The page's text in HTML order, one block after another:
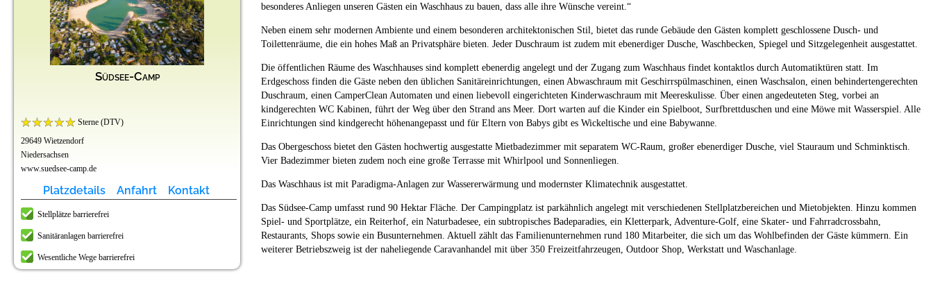
Südsee-Camp
Sterne (DTV)
29649 Wietzendorf
Niedersachsen
www.suedsee-camp.de
Platzdetails Anfahrt Kontakt
Stellplätze barrierefrei
Sanitäranlagen barrierefrei
Wesentliche Wege barrierefrei
besonderes Anliegen unseren Gästen ein Waschhaus zu bauen, dass alle ihre Wünsche vereint.“
Neben einem sehr modernen Ambiente und einem besonderen architektonischen Stil, bietet das runde Gebäude den Gästen komplett geschlossene Dusch- und
Toilettenräume, die ein hohes Maß an Privatsphäre bieten. Jeder Duschraum ist zudem mit ebenerdiger Dusche, Waschbecken, Spiegel und Sitzgelegenheit ausgestattet.
Die öffentlichen Räume des Waschhauses sind komplett ebenerdig angelegt und der Zugang zum Waschhaus findet kontaktlos durch Automatiktüren statt. Im
Erdgeschoss finden die Gäste neben den üblichen Sanitäreinrichtungen, einen Abwaschraum mit Geschirrspülmaschinen, einen Waschsalon, einen behindertengerechten
Duschraum, einen CamperClean Automaten und einen liebevoll eingerichteten Kinderwaschraum mit Meereskulisse. Über einen angedeuteten Steg, vorbei an
kindgerechten WC Kabinen, führt der Weg über den Strand ans Meer. Dort warten auf die Kinder ein Spielboot, Surfbrettduschen und eine Möwe mit Wasserspiel. Alle
Einrichtungen sind kindgerecht höhenangepasst und für Eltern von Babys gibt es Wickeltische und eine Babywanne.
Das Obergeschoss bietet den Gästen hochwertig ausgestatte Mietbadezimmer mit separatem WC-Raum, großer ebenerdiger Dusche, viel Stauraum und Schminktisch.
Vier Badezimmer bieten zudem noch eine große Terrasse mit Whirlpool und Sonnenliegen.
Das Waschhaus ist mit Paradigma-Anlagen zur Wassererwärmung und modernster Klimatechnik ausgestattet.
Das Südsee-Camp umfasst rund 90 Hektar Fläche. Der Campingplatz ist parkähnlich angelegt mit verschiedenen Stellplatzbereichen und Mietobjekten. Hinzu kommen
Spiel- und Sportplätze, ein Reiterhof, ein Naturbadesee, ein subtropisches Badeparadies, ein Kletterpark, Adventure-Golf, eine Skater- und Fahrradcrossbahn,
Restaurants, Shops sowie ein Busunternehmen. Aktuell zählt das Familienunternehmen rund 180 Mitarbeiter, die sich um das Wohlbefinden der Gäste kümmern. Ein
weiterer Betriebszweig ist der naheliegende Caravanhandel mit über 350 Freizeitfahrzeugen, Outdoor Shop, Werkstatt und Waschanlage.